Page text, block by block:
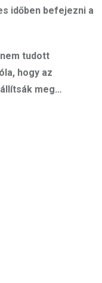
időben befejezni a
tudott
hogy az
meg…